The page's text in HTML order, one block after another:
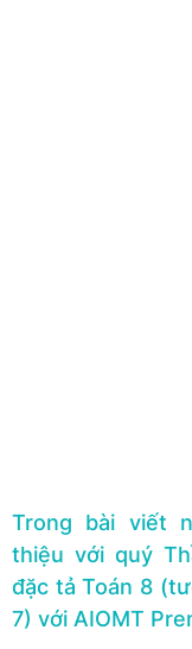
Trong bài viết
thiệu với quý
đặc tả Toán 8
7) với AIOMT